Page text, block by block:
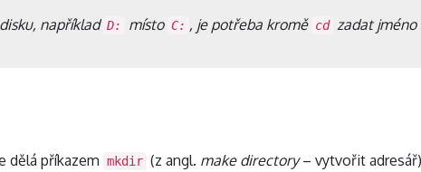
například D: místo C: , je potřeba kromě cd zadat jméno
dělá příkazem mkdir (z angl. make directory– vytvořit